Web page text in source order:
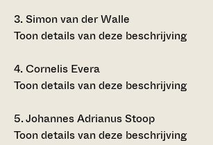
3.Simon van der Walle
Toon details van deze beschrijving
4.Cornelis Evera
Toon details van deze beschrijving
5.Johannes Adrianus Stoop
Toon details van deze beschrijving